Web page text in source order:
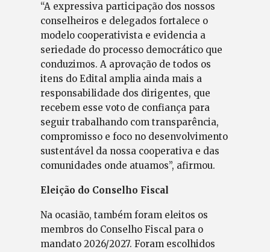
“A expressiva participação dos nossos
conselheiros e delegados fortalece o
modelo cooperativista e evidencia a
seriedade do processo democrático que
conduzimos. A aprovação de todos os
itens do Edital amplia ainda mais a
responsabilidade dos dirigentes, que
recebem esse voto de confiança para
seguir trabalhando com transparência,
compromisso e foco no desenvolvimento
sustentável da nossa cooperativa e das
comunidades onde atuamos”, afirmou.
Eleição do Conselho Fiscal
Na ocasião, também foram eleitos os
membros do Conselho Fiscal para o
mandato 2026/2027. Foram escolhidos